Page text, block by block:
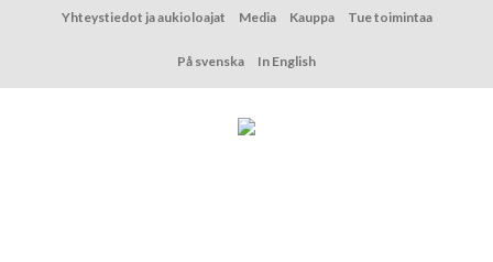
Yhteystiedot ja aukioloajat Media Kauppa Tue toimintaa
På svenska In English